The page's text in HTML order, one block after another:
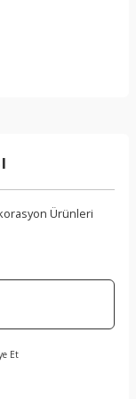
Ürünleri
Et